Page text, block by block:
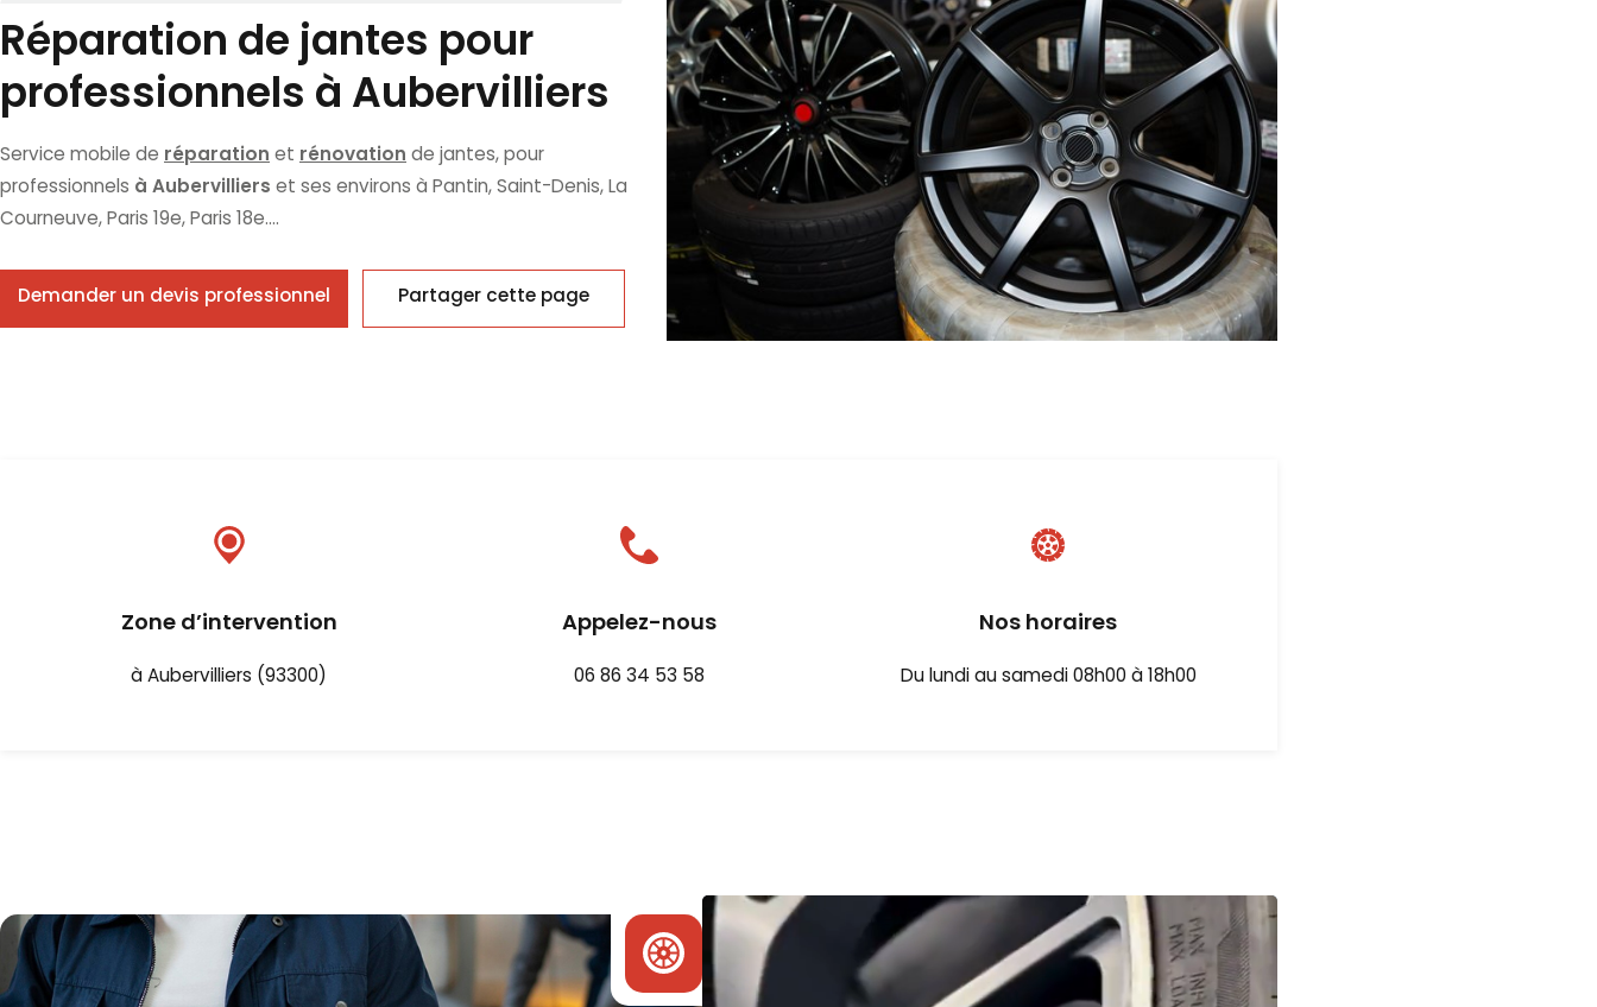
Réparation de jantes pour
professionnels à Aubervilliers
Service mobile de réparationet rénovationde jantes, pour
professionnels à Aubervilliers et ses environs à Pantin, Saint-Denis, La
Courneuve, Paris 19e, Paris 18e....
Demander un devis professionnel Partager cette page
Zone d’intervention
à Aubervilliers (93300)
Appelez-nous
06 86 34 53 58
Nos horaires
Du lundi au samedi 08h00 à 18h00